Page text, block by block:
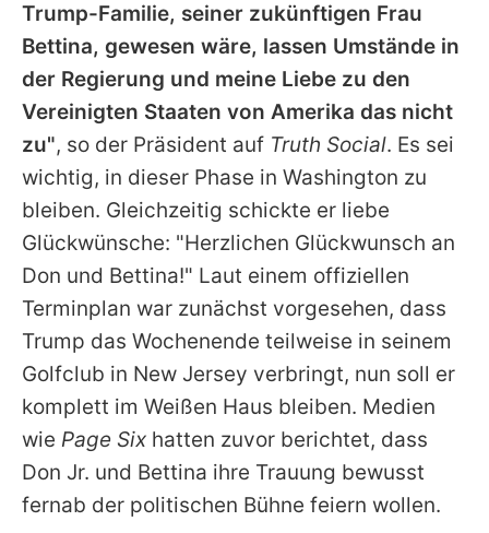
Trump-Familie, seiner zukünftigen Frau
Bettina, gewesen wäre, lassen Umstände in
der Regierung und meine Liebe zu den
Vereinigten Staaten von Amerika das nicht
zu", so der Präsident auf Truth Social. Es sei
wichtig, in dieser Phase in Washington zu
bleiben. Gleichzeitig schickte er liebe
Glückwünsche: "Herzlichen Glückwunsch an
Don und Bettina!" Laut einem offiziellen
Terminplan war zunächst vorgesehen, dass
Trump das Wochenende teilweise in seinem
Golfclub in New Jersey verbringt, nun soll er
komplett im Weißen Haus bleiben. Medien
wie Page Six hatten zuvor berichtet, dass
Don Jr. und Bettina ihre Trauung bewusst
fernab der politischen Bühne feiern wollen.